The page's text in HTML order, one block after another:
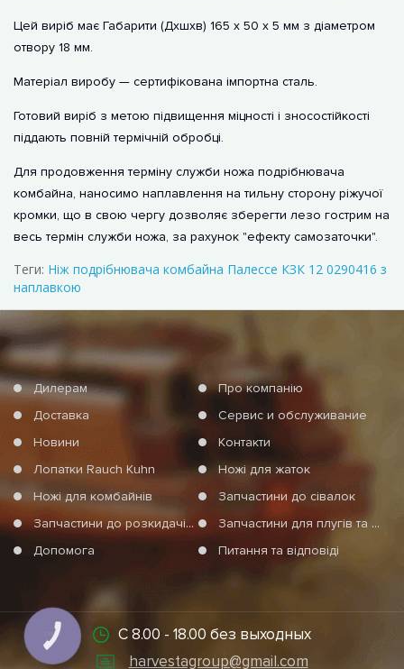
Цей виріб має Габарити (Дхшхв) 165 х 50 х 5 мм з діаметром
отвору 18 мм.
Матеріал виробу — сертифікована імпортна сталь.
Готовий виріб з метою підвищення міцності і зносостійкості
піддають повній термічній обробці.
Для продовження терміну служби ножа подрібнювача
комбайна, наносимо наплавлення на тильну сторону ріжучої
кромки, що в свою чергу дозволяє зберегти лезо гострим на
весь термін служби ножа, за рахунок "ефекту самозаточки".
Теги: Ніж подрібнювача комбайна Палессе КЗК 12 0290416 з
наплавкою
Дилерам
Про компанію
Доставка
Сервис и обслуживание
Новини
Контакти
Лопатки Rauch Kuhn
Ножі для жаток
Ножі для комбайнів
Запчастини до сівалок
Запчастини до розкидачів мінеральних добрив
Запчастини для плугів та агротехніки
Допомога
Питання та відповіді
С 8.00 - 18.00 без выходных
harvestagroup@gmail.com
КНОПКА
СВЯЗИ